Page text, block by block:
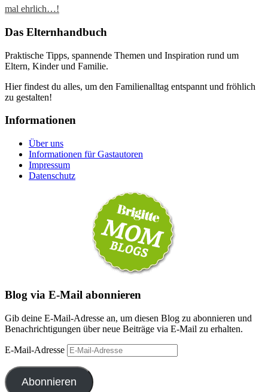
mal ehrlich…!
Das Elternhandbuch
Praktische Tipps, spannende Themen und Inspiration rund um
Eltern, Kinder und Familie.
Hier findest du alles, um den Familienalltag entspannt und fröhlich
zu gestalten!
Informationen
Über uns
Informationen für Gastautoren
Impressum
Datenschutz
Blog via E-Mail abonnieren
Gib deine E-Mail-Adresse an, um diesen Blog zu abonnieren und
Benachrichtigungen über neue Beiträge via E-Mail zu erhalten.
E-Mail-Adresse
Abonnieren